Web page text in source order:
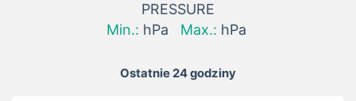
PRESSURE
Min.: hPa Max.: hPa
Ostatnie 24 godziny